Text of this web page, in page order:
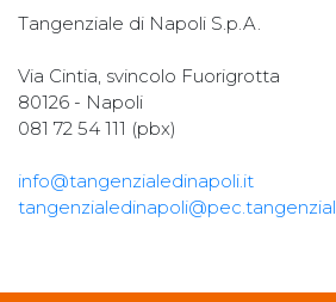
Tangenziale di Napoli S.p.A.
Via Cintia, svincolo Fuorigrotta
80126 - Napoli
081 72 54 111 (pbx)
info@tangenzialedinapoli.it